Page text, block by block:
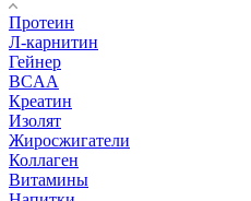
Протеин
Л-карнитин
Гейнер
BCAA
Креатин
Изолят
Жиросжигатели
Коллаген
Витамины